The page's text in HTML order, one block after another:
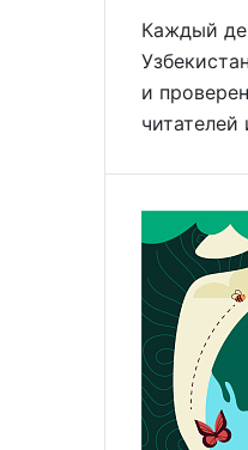
Каждый
и
читателей